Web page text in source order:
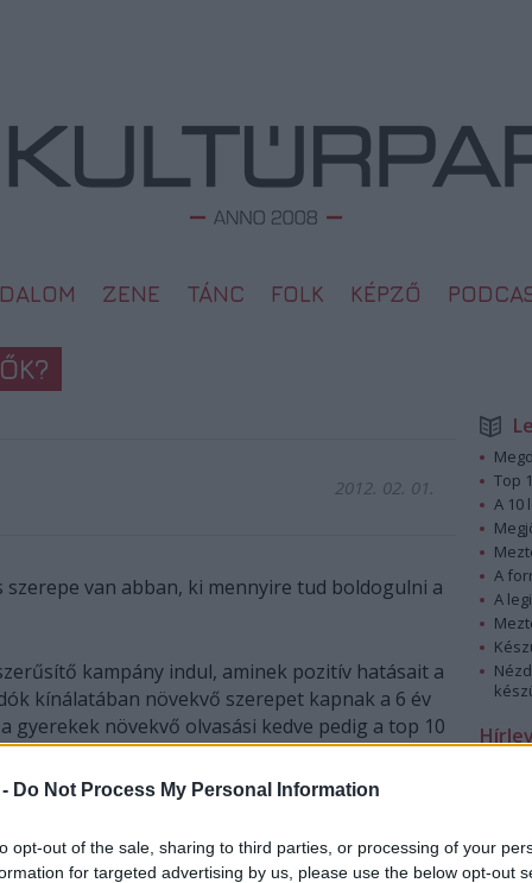
Do Not Process My Personal Information
opt-out of the sale, sharing to third parties, or processing of your
for targeted advertising by us, please use the below opt-out
ZENE TÁNC FOLK KÉPZŐ
2012. 02. 01.
van abban, ki mennyire tud boldogulni a
kampány indul, aminek pozitív hatásait a
kínálatában növekvő szerepet kapnak a 6 év
növekvő olvasási kedve pedig a top 10
is megmutatkozik.
feladata az, hogy az olvasás a gyerekek
különóra, az internet és a televízió világában
arra, hogy szépirodalom olvasásával töltsék el
Top
A 10
A
A